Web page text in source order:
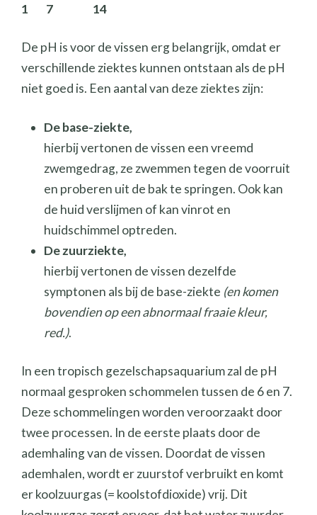
1
7 14
De pH is voor de vissen erg belangrijk, omdat er
verschillende ziektes kunnen ontstaan als de pH
niet goed is. Een aantal van deze ziektes zijn:
De base-ziekte,
hierbij vertonen de vissen een vreemd
zwemgedrag, ze zwemmen tegen de voorruit
en proberen uit de bak te springen. Ook kan
de huid verslijmen of kan vinrot en
huidschimmel optreden.
De zuurziekte,
hierbij vertonen de vissen dezelfde
symptonen als bij de base-ziekte (en komen
bovendien op een abnormaal fraaie kleur,
red.).
In een tropisch gezelschapsaquarium zal de pH
normaal gesproken schommelen tussen de 6 en 7.
Deze schommelingen worden veroorzaakt door
twee processen. In de eerste plaats door de
ademhaling van de vissen. Doordat de vissen
ademhalen, wordt er zuurstof verbruikt en komt
er koolzuurgas (= koolstofdioxide) vrij. Dit